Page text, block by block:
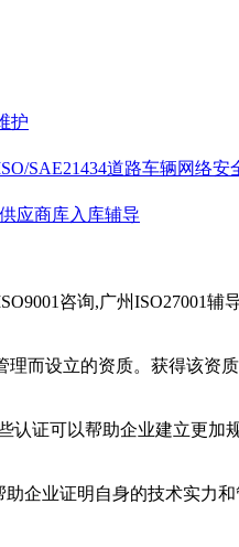
护
SAE21434道路车辆网络安
应商库入库辅导
而设立的资质。获得该资
证可以帮助企业建立更加
企业证明自身的技术实力